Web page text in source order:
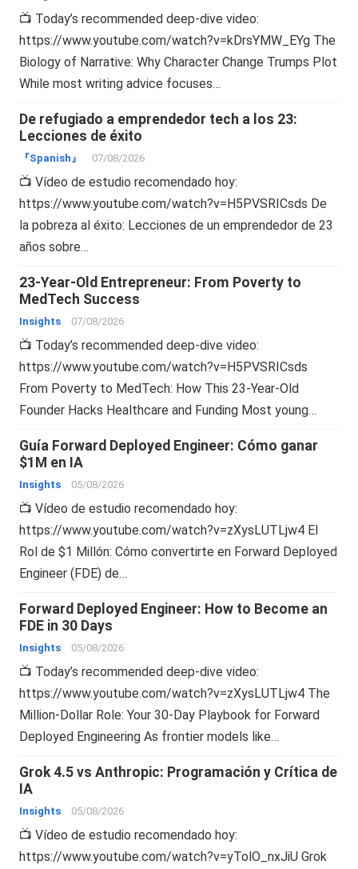
📺 Today’s recommended deep-dive video:
https://www.youtube.com/watch?v=kDrsYMW_EYg The
Biology of Narrative: Why Character Change Trumps Plot
While most writing advice focuses…
De refugiado a emprendedor tech a los 23:
Lecciones de éxito
『Spanish』 07/08/2026
📺 Vídeo de estudio recomendado hoy:
https://www.youtube.com/watch?v=H5PVSRICsds De
la pobreza al éxito: Lecciones de un emprendedor de 23
años sobre…
23-Year-Old Entrepreneur: From Poverty to
MedTech Success
Insights 07/08/2026
📺 Today’s recommended deep-dive video:
https://www.youtube.com/watch?v=H5PVSRICsds
From Poverty to MedTech: How This 23-Year-Old
Founder Hacks Healthcare and Funding Most young…
Guía Forward Deployed Engineer: Cómo ganar
$1M en IA
Insights 05/08/2026
📺 Vídeo de estudio recomendado hoy:
https://www.youtube.com/watch?v=zXysLUTLjw4 El
Rol de $1 Millón: Cómo convertirte en Forward Deployed
Engineer (FDE) de…
Forward Deployed Engineer: How to Become an
FDE in 30 Days
Insights 05/08/2026
📺 Today’s recommended deep-dive video:
https://www.youtube.com/watch?v=zXysLUTLjw4 The
Million-Dollar Role: Your 30-Day Playbook for Forward
Deployed Engineering As frontier models like…
Grok 4.5 vs Anthropic: Programación y Crítica de
IA
Insights 05/08/2026
📺 Vídeo de estudio recomendado hoy:
https://www.youtube.com/watch?v=yTolO_nxJiU Grok